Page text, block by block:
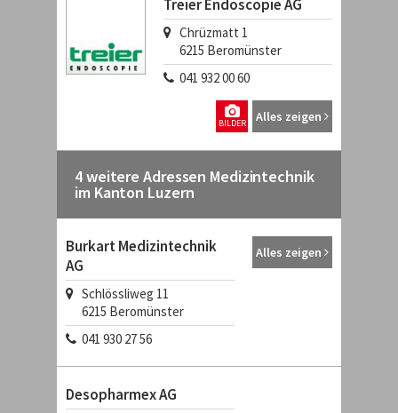
Treier Endoscopie AG
Chrüzmatt 1
6215 Beromünster
041 932 00 60
Alles zeigen
BILDER
4 weitere Adressen Medizintechnik
im Kanton Luzern
Burkart Medizintechnik
AG
Schlössliweg 11
6215 Beromünster
041 930 27 56
Alles zeigen
Desopharmex AG